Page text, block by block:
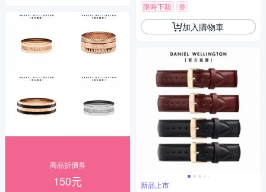
商品折價券
150元
限時下殺 券
加入購物車
新品上市